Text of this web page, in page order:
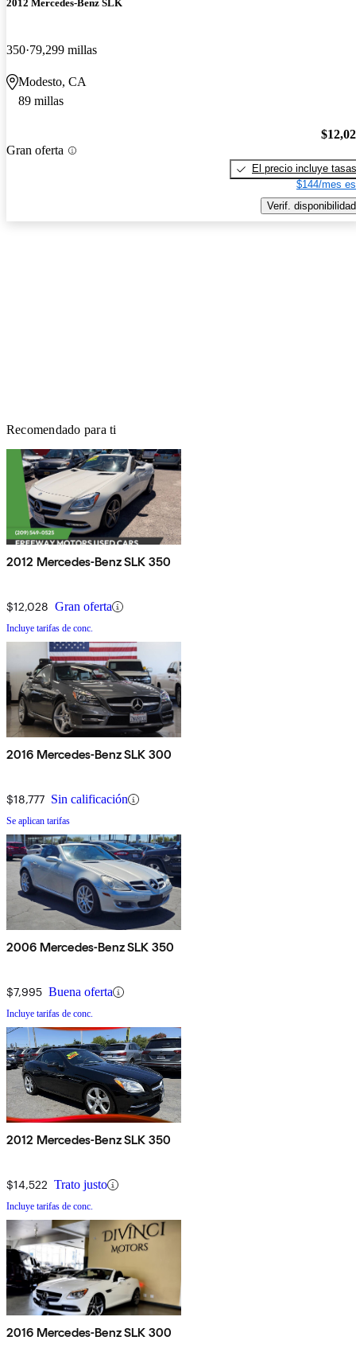
2012 Mercedes-Benz SLK
350 79,299 millas
Modesto, CA
89 millas
Gran oferta
El precio incluye tasas
$144/mes
Verif. disponibilidad
Recomendado para ti
2012 Mercedes-Benz SLK 350
$12,028 Gran oferta
Incluye tarifas de conc.
2016 Mercedes-Benz SLK 300
$18,777 Sin calificación
Se aplican tarifas
2006 Mercedes-Benz SLK 350
$7,995 Buena oferta
Incluye tarifas de conc.
2012 Mercedes-Benz SLK 350
$14,522 Trato justo
Incluye tarifas de conc.
2016 Mercedes-Benz SLK 300